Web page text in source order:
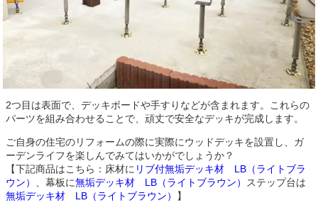
2つ目は表面で、デッキボードや手すりなどが含まれます。これらの
パーツを組み合わせることで、頑丈で安全なデッキが完成します。
ご自身の住宅のリフォームの際に実際にウッドデッキを設置し、ガ
ーデンライフを楽しんでみてはいかがでしょうか？
【下記商品はこちら：床材に リブ付無垢デッキ材 LB（ライトブラ
ウン）
、幕板に無垢デッキ材 LB（ライトブラウン）
ステップ台は
無垢デッキ材 LB（ライトブラウン）
】